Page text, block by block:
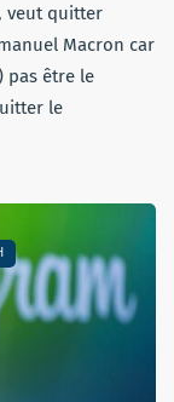
veut quitter
Macron car
pas être le
le